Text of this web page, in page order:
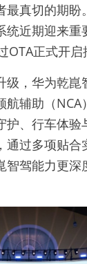
最真切的期盼
统近期迎来
OTA正式开启
，华为乾崑
航辅助（NCA
护、行车体验
通过多项贴合
智驾能力更深